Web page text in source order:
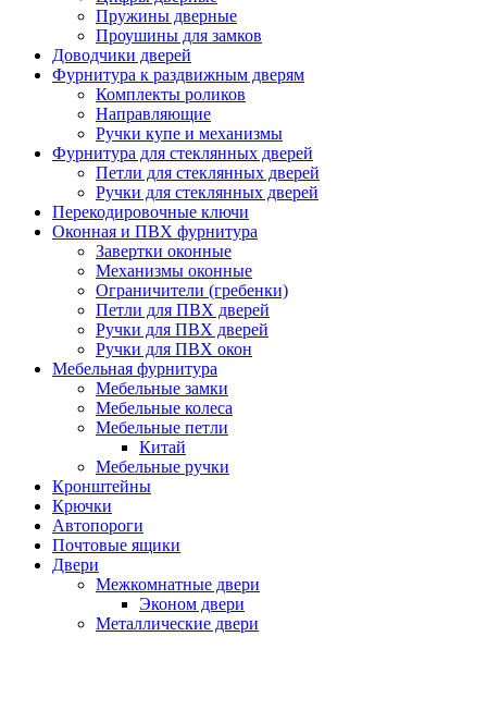
Пружины дверные
Проушины для замков
Доводчики дверей
Фурнитура к раздвижным дверям
Комплекты роликов
Направляющие
Ручки купе и механизмы
Фурнитура для стеклянных дверей
Петли для стеклянных дверей
Ручки для стеклянных дверей
Перекодировочные ключи
Оконная и ПВХ фурнитура
Завертки оконные
Механизмы оконные
Ограничители (гребенки)
Петли для ПВХ дверей
Ручки для ПВХ дверей
Ручки для ПВХ окон
Мебельная фурнитура
Мебельные замки
Мебельные колеса
Мебельные петли
Китай
Мебельные ручки
Кронштейны
Крючки
Автопороги
Почтовые ящики
Двери
Межкомнатные двери
Эконом двери
Металлические двери